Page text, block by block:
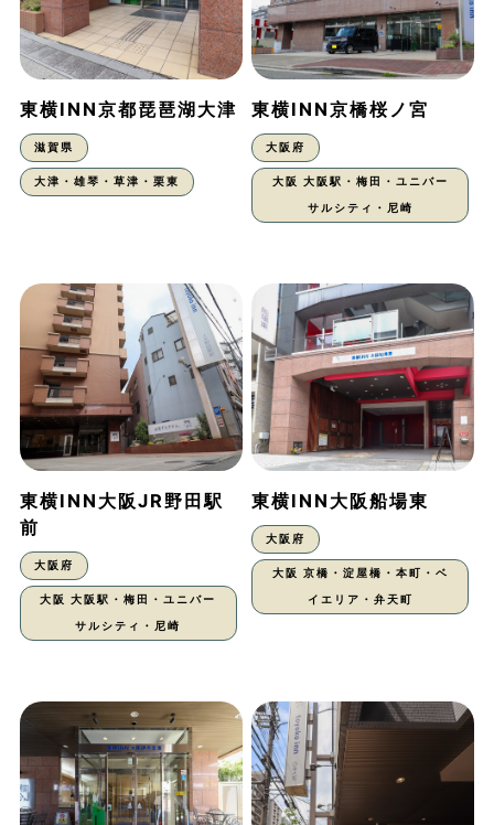
東横INN京都琵琶湖大津
滋賀県
大津・雄琴・草津・栗東
東横INN京橋桜ノ宮
大阪府
大阪 大阪駅・梅田・ユニバー
サルシティ・尼崎
東横INN大阪JR野田駅
前
大阪府
大阪 大阪駅・梅田・ユニバー
サルシティ・尼崎
東横INN大阪船場東
大阪府
大阪 京橋・淀屋橋・本町・ベ
イエリア・弁天町